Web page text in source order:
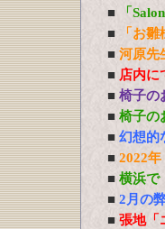
■ 「
■
「お
■ 河原先
■ 店内に
■ 椅子の
■ 椅子の
■ 幻想的
■ 2022
■ 横浜で
■ 2月の
■ 張地「